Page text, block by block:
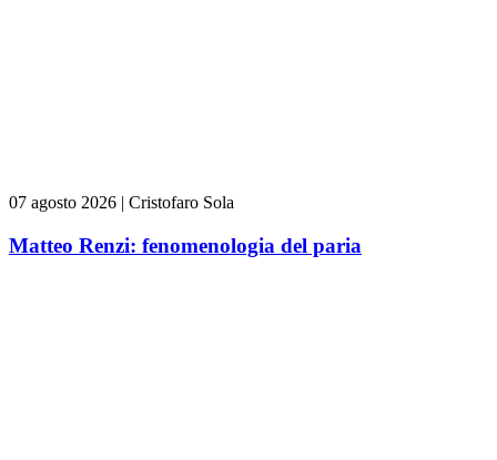
07 agosto 2026 | Cristofaro Sola
Matteo Renzi: fenomenologia del paria